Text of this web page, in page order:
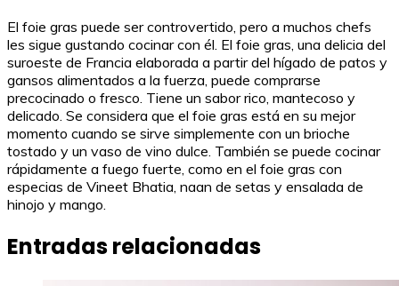
El foie gras puede ser controvertido, pero a muchos chefs
les sigue gustando cocinar con él. El foie gras, una delicia del
suroeste de Francia elaborada a partir del hígado de patos y
gansos alimentados a la fuerza, puede comprarse
precocinado o fresco. Tiene un sabor rico, mantecoso y
delicado. Se considera que el foie gras está en su mejor
momento cuando se sirve simplemente con un brioche
tostado y un vaso de vino dulce. También se puede cocinar
rápidamente a fuego fuerte, como en el foie gras con
especias de Vineet Bhatia, naan de setas y ensalada de
hinojo y mango.
Entradas relacionadas